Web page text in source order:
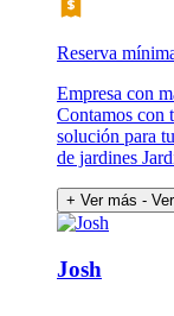
Reserva
Empresa con
Contamos con
solución para
de jardines
+ Ver más -
Josh